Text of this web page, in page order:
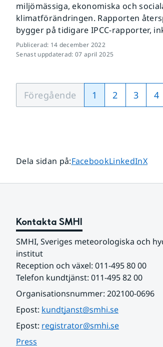
miljömässiga, ekonomiska och
klimatförändringen. Rapporten
bygger på tidigare IPCC-rapporter,
Publicerad: 14 december 2022
Senast uppdaterad:07 april 2025
Föregående 1 2 3 4
Dela sidan på:Dela sidan på
FacebookDela sidan på
LinkedInDela
X
Kontakta SMHI
SMHI, Sveriges meteorologiska och
institut
Reception och växel: 011-495 80 00
Telefon kundtjänst: 011-495 82 00
Organisationsnummer: 202100-0696
Epost: kundtjanst@smhi.se
Epost: registrator@smhi.se
Press